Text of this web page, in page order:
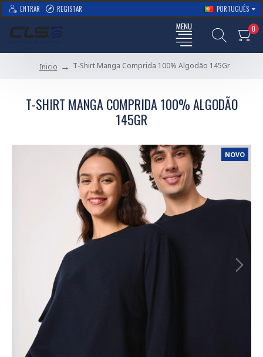
ENTRAR REGISTAR PORTUGUÊS
0
Inicio T-Shirt Manga Comprida 100% Algodão 145Gr
T-SHIRT MANGA COMPRIDA 100% ALGODÃO
145GR
NOVO